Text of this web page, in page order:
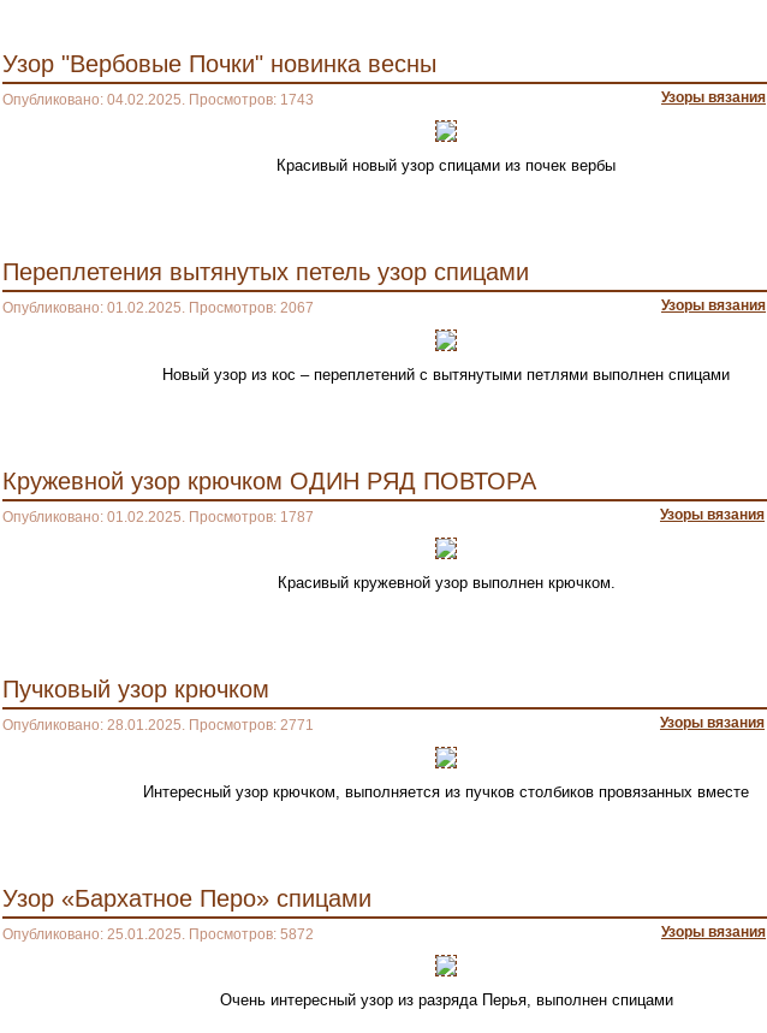
Узор "Вербовые Почки" новинка весны
Опубликовано: 04.02.2025. Просмотров: 1743 Узоры вязания
Красивый новый узор спицами из почек вербы
Переплетения вытянутых петель узор спицами
Опубликовано: 01.02.2025. Просмотров: 2067 Узоры вязания
Новый узор из кос – переплетений с вытянутыми петлями выполнен спицами
Кружевной узор крючком ОДИН РЯД ПОВТОРА
Опубликовано: 01.02.2025. Просмотров: 1787 Узоры вязания
Красивый кружевной узор выполнен крючком.
Пучковый узор крючком
Опубликовано: 28.01.2025. Просмотров: 2771 Узоры вязания
Интересный узор крючком, выполняется из пучков столбиков провязанных вместе
Узор «Бархатное Перо» спицами
Опубликовано: 25.01.2025. Просмотров: 5872 Узоры вязания
Очень интересный узор из разряда Перья, выполнен спицами